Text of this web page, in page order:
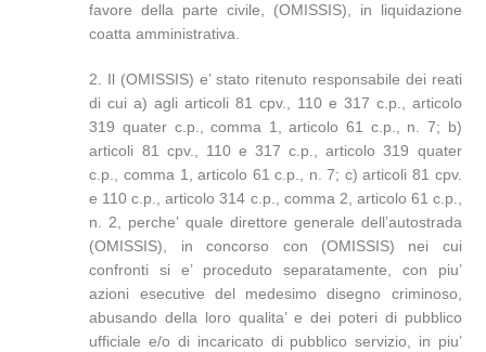
favore della parte civile, (OMISSIS), in liquidazione
coatta amministrativa.
2. Il (OMISSIS) e’ stato ritenuto responsabile dei reati
di cui a) agli articoli 81 cpv., 110 e 317 c.p., articolo
319 quater c.p., comma 1, articolo 61 c.p., n. 7; b)
articoli 81 cpv., 110 e 317 c.p., articolo 319 quater
c.p., comma 1, articolo 61 c.p., n. 7; c) articoli 81 cpv.
e 110 c.p., articolo 314 c.p., comma 2, articolo 61 c.p.,
n. 2, perche’ quale direttore generale dell’autostrada
(OMISSIS), in concorso con (OMISSIS) nei cui
confronti si e’ proceduto separatamente, con piu’
azioni esecutive del medesimo disegno criminoso,
abusando della loro qualita’ e dei poteri di pubblico
ufficiale e/o di incaricato di pubblico servizio, in piu’